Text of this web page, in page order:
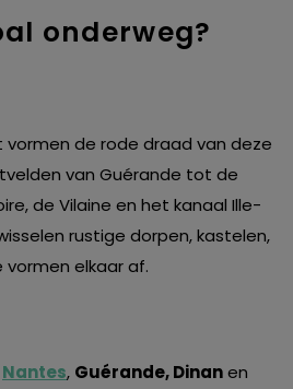
onderweg?
vormen de rode draad van deze
van Guérande tot de
de Vilaine en het kanaal Ille-
rustige dorpen, kastelen,
vormen elkaar af.
Nantes, Guérande, Dinanen